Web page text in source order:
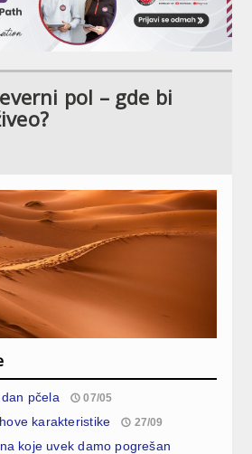
pol – gde bi
pčela 07/05
karakteristike 27/09
koje uvek damo pogrešan